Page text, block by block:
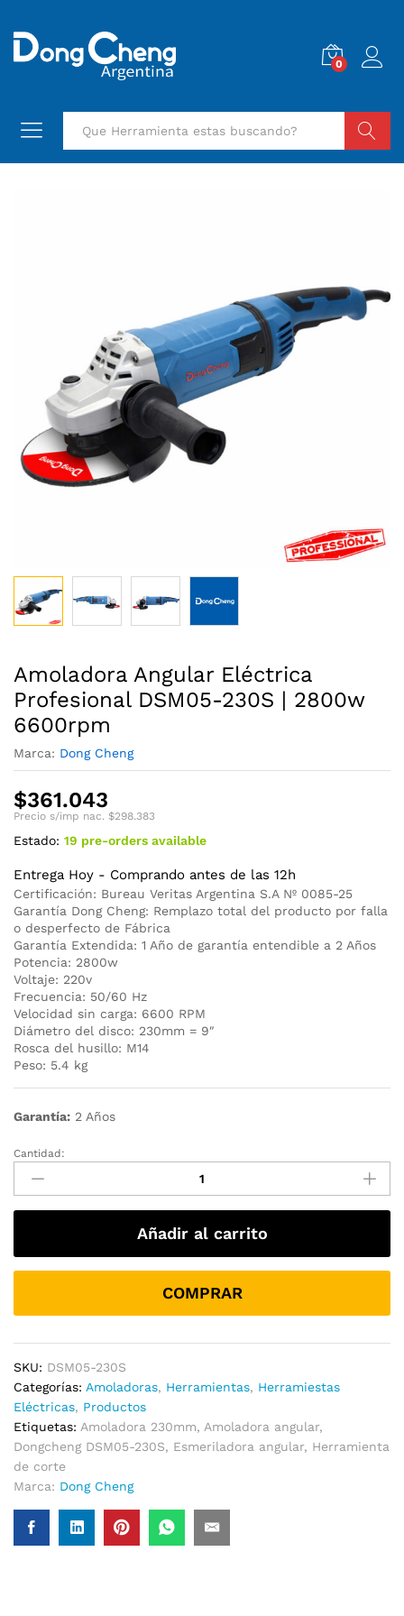
0
Amoladora Angular Eléctrica
Profesional DSM05-230S | 2800w
6600rpm
Marca: Dong Cheng
$361.043
Precio s/imp nac. $298.383
Estado: 19 pre-orders available
Entrega Hoy - Comprando antes de las 12h
Certificación: Bureau Veritas Argentina S.A Nº 0085-25
Garantía Dong Cheng: Remplazo total del producto por falla
o desperfecto de Fábrica
Garantía Extendida: 1 Año de garantía entendible a 2 Años
Potencia: 2800w
Voltaje: 220v
Frecuencia: 50/60 Hz
Velocidad sin carga: 6600 RPM
Diámetro del disco: 230mm = 9″
Rosca del husillo: M14
Peso: 5.4 kg
Garantía: 2 Años
Amoladora
Angular
Eléctrica
Profesional
230S
|
6600rpm
Cantidad:
Añadir al carrito
COMPRAR
SKU: DSM05-230S
Categorías: Amoladoras, Herramientas, Herramiestas
Eléctricas, Productos
Etiquetas: Amoladora 230mm, Amoladora angular,
Dongcheng DSM05-230S, Esmeriladora angular, Herramienta
de corte
Marca: Dong Cheng